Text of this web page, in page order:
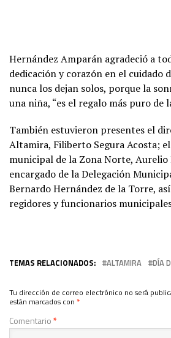
Hernández Amparán agradeció a
dedicación y corazón en el cuidado
nunca los dejan solos, porque la
una niña, “es el regalo más puro de
También estuvieron presentes el
Altamira, Filiberto Segura Acosta;
municipal de la Zona Norte, Aurelio
encargado de la Delegación
Bernardo Hernández de la Torre,
regidores y funcionarios
TEMAS RELACIONADOS: ALTAMIRA DÍA
Tu dirección de correo electrónico no será
están marcados con *
Comentario*